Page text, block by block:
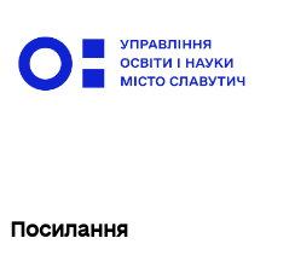
Посилання